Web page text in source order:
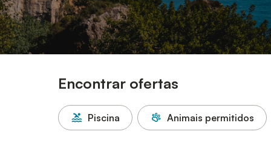
Encontrar ofertas
Piscina Animais permitidos